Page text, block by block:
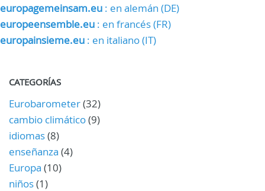
europagemeinsam.eu : en alemán (DE)
europeensemble.eu : en francés (FR)
europainsieme.eu : en italiano (IT)
CATEGORÍAS
Eurobarometer(32)
cambio climático(9)
idiomas(8)
enseñanza (4)
Europa (10)
niños(1)